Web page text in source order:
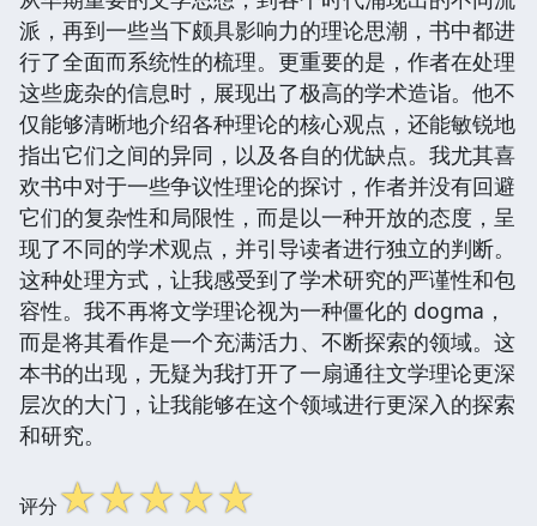
派，再到一些当下颇具影响力的理论思潮，书中都进
行了全面而系统性的梳理。更重要的是，作者在处理
这些庞杂的信息时，展现出了极高的学术造诣。他不
仅能够清晰地介绍各种理论的核心观点，还能敏锐地
指出它们之间的异同，以及各自的优缺点。我尤其喜
欢书中对于一些争议性理论的探讨，作者并没有回避
它们的复杂性和局限性，而是以一种开放的态度，呈
现了不同的学术观点，并引导读者进行独立的判断。
这种处理方式，让我感受到了学术研究的严谨性和包
容性。我不再将文学理论视为一种僵化的 dogma，
而是将其看作是一个充满活力、不断探索的领域。这
本书的出现，无疑为我打开了一扇通往文学理论更深
层次的大门，让我能够在这个领域进行更深入的探索
和研究。
评分☆☆☆☆☆